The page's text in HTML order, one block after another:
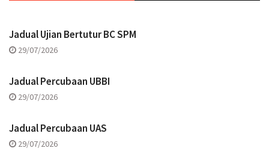
Jadual Ujian Bertutur BC SPM
29/07/2026
Jadual Percubaan UBBI
29/07/2026
Jadual Percubaan UAS
29/07/2026